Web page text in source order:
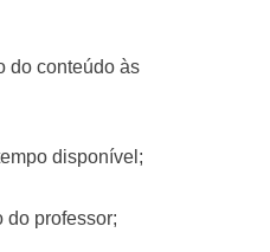
do conteúdo às
disponível;
do professor;